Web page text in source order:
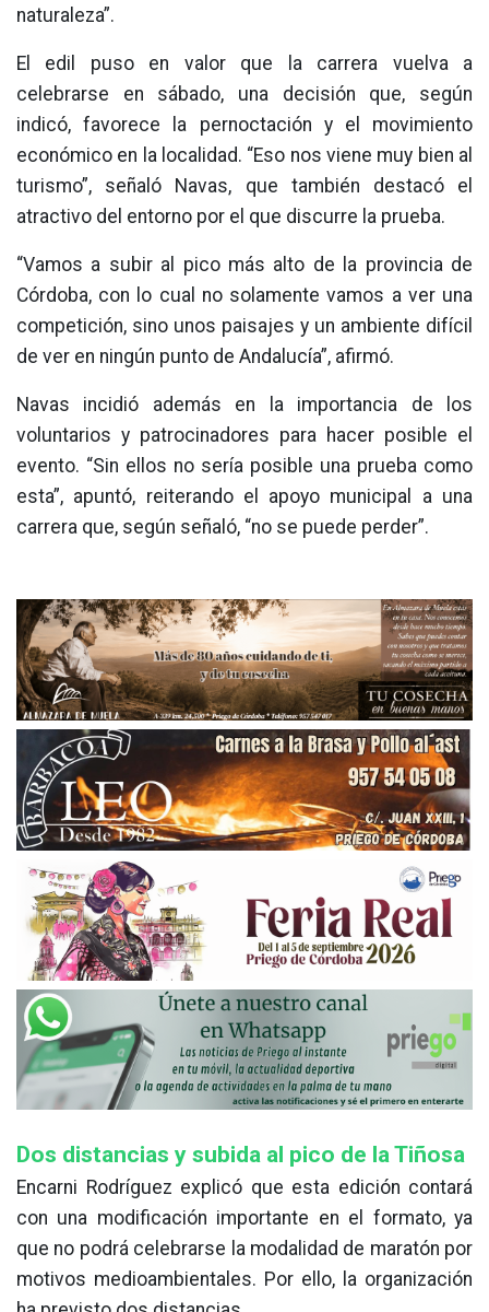
naturaleza”.
El edil puso en valor que la carrera vuelva a
celebrarse en sábado, una decisión que, según
indicó, favorece la pernoctación y el movimiento
económico en la localidad. “Eso nos viene muy bien al
turismo”, señaló Navas, que también destacó el
atractivo del entorno por el que discurre la prueba.
“Vamos a subir al pico más alto de la provincia de
Córdoba, con lo cual no solamente vamos a ver una
competición, sino unos paisajes y un ambiente difícil
de ver en ningún punto de Andalucía”, afirmó.
Navas incidió además en la importancia de los
voluntarios y patrocinadores para hacer posible el
evento. “Sin ellos no sería posible una prueba como
esta”, apuntó, reiterando el apoyo municipal a una
carrera que, según señaló, “no se puede perder”.
Dos distancias y subida al pico de la Tiñosa
Encarni Rodríguez explicó que esta edición contará
con una modificación importante en el formato, ya
que no podrá celebrarse la modalidad de maratón por
motivos medioambientales. Por ello, la organización